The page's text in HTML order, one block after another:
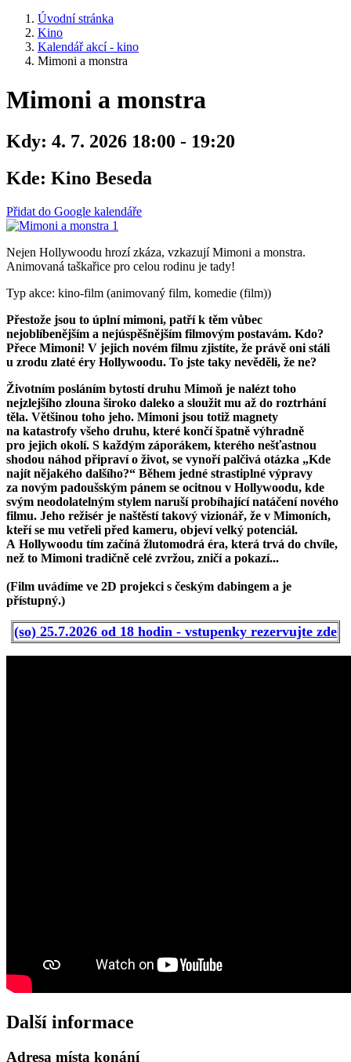
Úvodní stránka
Kino
Kalendář akcí - kino
Mimoni a monstra
Mimoni a monstra
Kdy: 4. 7. 2026 18:00 - 19:20
Kde: Kino Beseda
Přidat do Google kalendáře
Nejen Hollywoodu hrozí zkáza, vzkazují Mimoni a monstra.
Animovaná taškařice pro celou rodinu je tady!
Typ akce: kino-film (animovaný film, komedie (film))
Přestože jsou to úplní mimoni, patří k těm vůbec
nejoblíbenějším a nejúspěšnějším filmovým postavám. Kdo?
Přece Mimoni! V jejich novém filmu zjistíte, že právě oni stáli
u zrodu zlaté éry Hollywoodu. To jste taky nevěděli, že ne?
Životním posláním bytostí druhu Mimoň je nalézt toho
nejzlejšího zlouna široko daleko a sloužit mu až do roztrhání
těla. Většinou toho jeho. Mimoni jsou totiž magnety
na katastrofy všeho druhu, které končí špatně výhradně
pro jejich okolí. S každým záporákem, kterého nešťastnou
shodou náhod připraví o život, se vynoří palčivá otázka „Kde
najít nějakého dalšího?“ Během jedné strastiplné výpravy
za novým padoušským pánem se ocitnou v Hollywoodu, kde
svým neodolatelným stylem naruší probíhající natáčení nového
filmu. Jeho režisér je naštěstí takový vizionář, že v Mimoních,
kteří se mu vetřeli před kameru, objeví velký potenciál.
A Hollywoodu tím začíná žlutomodrá éra, která trvá do chvíle,
než to Mimoni tradičně celé zvržou, zničí a pokazí...
(Film uvádíme ve 2D projekci s českým dabingem a je
přístupný.)
(so) 25.7.2026 od 18 hodin - vstupenky rezervujte zde
Další informace
Adresa místa konání